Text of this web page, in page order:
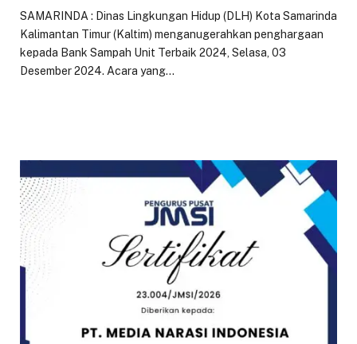
SAMARINDA : Dinas Lingkungan Hidup (DLH) Kota Samarinda
Kalimantan Timur (Kaltim) menganugerahkan penghargaan
kepada Bank Sampah Unit Terbaik 2024, Selasa, 03
Desember 2024. Acara yang…